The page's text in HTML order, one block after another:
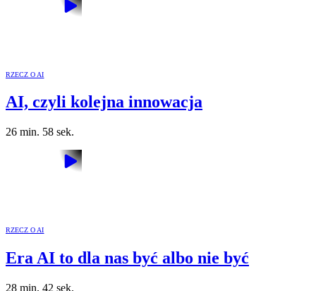
RZECZ O AI
AI, czyli kolejna innowacja
26 min. 58 sek.
RZECZ O AI
Era AI to dla nas być albo nie być
28 min. 42 sek.